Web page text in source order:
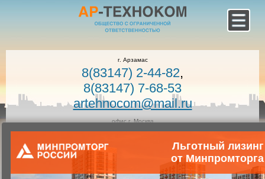
г. Арзамас
8(83147) 2-44-82,
8(83147) 7-68-53
artehnocom@mail.ru
офис г. Москва
8-800-100-7400
Звонок по России бесплатный!
Заказать звонок
Льготный лизинг
от Минпромторга